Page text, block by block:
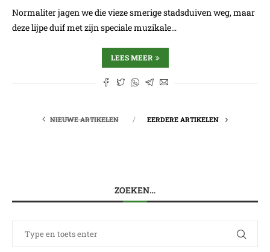
Normaliter jagen we die vieze smerige stadsduiven weg, maar
deze lijpe duif met zijn speciale muzikale…
LEES MEER
NIEUWE ARTIKELEN EERDERE ARTIKELEN
ZOEKEN…